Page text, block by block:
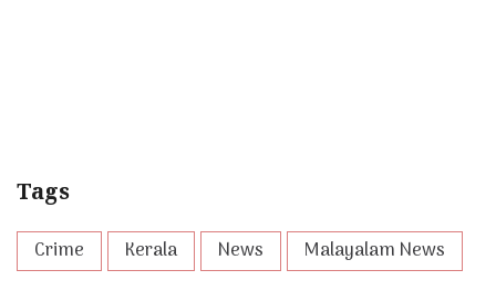
Tags
Crime Kerala News Malayalam News